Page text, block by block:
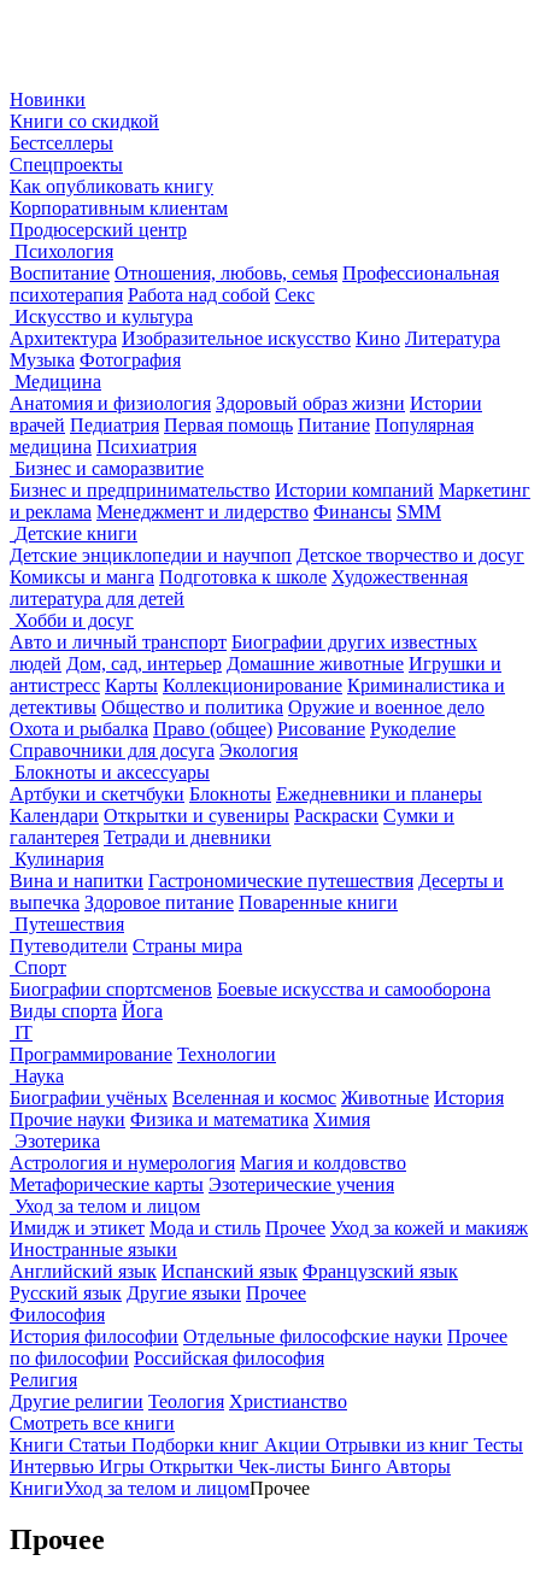
Новинки
Книги со скидкой
Бестселлеры
Спецпроекты
Как опубликовать книгу
Корпоративным клиентам
Продюсерский центр
Психология
Воспитание Отношения, любовь, семья Профессиональная
психотерапия Работа над собой Секс
Искусство и культура
Архитектура Изобразительное искусство Кино Литература
Музыка Фотография
Медицина
Анатомия и физиология Здоровый образ жизни Истории
врачей Педиатрия Первая помощь Питание Популярная
медицина Психиатрия
Бизнес и саморазвитие
Бизнес и предпринимательство Истории компаний Маркетинг
и реклама Менеджмент и лидерство Финансы SMM
Детские книги
Детские энциклопедии и научпоп Детское творчество и досуг
Комиксы и манга Подготовка к школе Художественная
литература для детей
Хобби и досуг
Авто и личный транспорт Биографии других известных
людей Дом, сад, интерьер Домашние животные Игрушки и
антистресс Карты Коллекционирование Криминалистика и
детективы Общество и политика Оружие и военное дело
Охота и рыбалка Право (общее) Рисование Рукоделие
Справочники для досуга Экология
Блокноты и аксессуары
Артбуки и скетчбуки Блокноты Ежедневники и планеры
Календари Открытки и сувениры Раскраски Сумки и
галантерея Тетради и дневники
Кулинария
Вина и напитки Гастрономические путешествия Десерты и
выпечка Здоровое питание Поваренные книги
Путешествия
Путеводители Страны мира
Спорт
Биографии спортсменов Боевые искусства и самооборона
Виды спорта Йога
IT
Программирование Технологии
Наука
Биографии учёных Вселенная и космос Животные История
Прочие науки Физика и математика Химия
Эзотерика
Астрология и нумерология Магия и колдовство
Метафорические карты Эзотерические учения
Уход за телом и лицом
Имидж и этикет Мода и стиль Прочее Уход за кожей и макияж
Иностранные языки
Английский язык Испанский язык Французский язык
Русский язык Другие языки Прочее
Философия
История философии Отдельные философские науки Прочее
по философии Российская философия
Религия
Другие религии Теология Христианство
Смотреть все книги
Книги Статьи Подборки книг Акции Отрывки из книг Тесты
Интервью Игры Открытки Чек-листы Бинго Авторы
КнигиУход за телом и лицомПрочее
Прочее